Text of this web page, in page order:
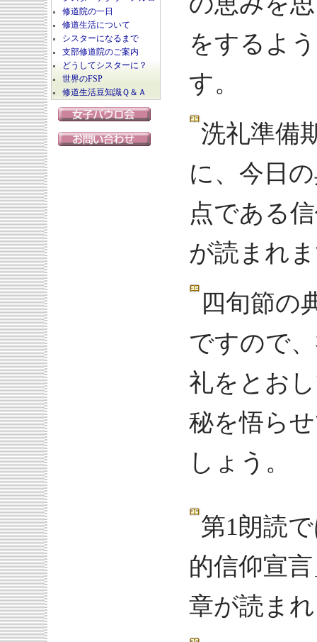
修道院の一日
修道生活について
シスターになるまで
支部修道院のご案内
どうしてシスターに？
世界のFSP
修道生活豆知識Ｑ＆Ａ
をするよ
す。
洗礼準備
に、今日
点である
が読まれ
四旬節の
ですので
礼をとお
秘を悟ら
しょう。
第1朗読
的信仰宣
章が読ま